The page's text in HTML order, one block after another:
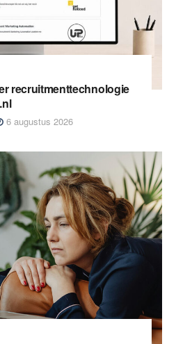
recruitmenttechnologie
6 augustus 2026